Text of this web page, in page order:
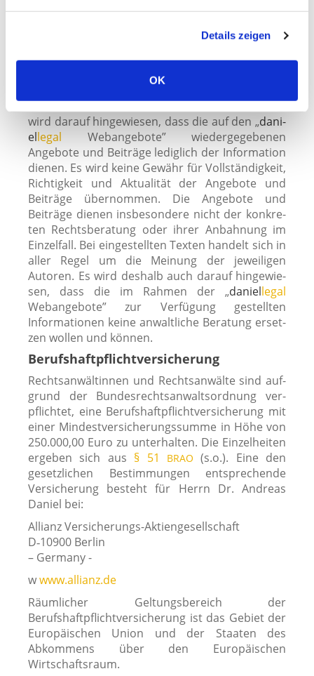
Details zeigen
OK
Verantwortliche Person für jour­na­lis­
Persönlich ver­ant­wort­lich für jour­na­lis­tisch-
redak­tio­nell gestal­te­te Angebote im Rahmen der
Webangebote” ist im Sinne von § 55
Dr. Andreas Daniel – Anschrift sie­he oben -. Es
wird dar­auf hin­ge­wie­sen, dass die auf den „dani­
ellegal Webangebote” wie­der­ge­ge­be­nen
Angebote und Beiträge ledig­lich der Information
die­nen. Es wird kei­ne Gewähr für Vollständigkeit,
Richtigkeit und Aktualität der Angebote und
Beiträge über­nom­men. Die Angebote und
Beiträge die­nen ins­be­son­de­re nicht der kon­kre­
ten Rechtsberatung oder ihrer Anbahnung im
Einzelfall. Bei ein­ge­stell­ten Texten han­delt sich in
aller Regel um die Meinung der jewei­li­gen
Autoren. Es wird des­halb auch dar­auf hin­ge­wie­
sen, dass die im Rahmen der „dani­ellegal
Webangebote” zur Verfügung gestell­ten
Informationen kei­ne anwalt­li­che Beratung erset­
zen wol­len und können.
Berufshaftpflichtversicherung
Rechtsanwältinnen und Rechtsanwälte sind auf­
grund der Bundesrechtsanwaltsordnung ver­
pflich­tet, eine Berufshaftpflichtversicherung mit
einer Mindestversicherungssumme in Höhe von
250.000,00 Euro zu unter­hal­ten. Die Einzelheiten
erge­ben sich aus § 51 BRAO (s.o.). Eine den
gesetz­li­chen Bestimmungen ent­spre­chen­de
Versicherung besteht für Herrn Dr. Andreas
Daniel bei:
Allianz Versicherungs-Aktiengesellschaft
D‑10900 Berlin
– Germany -
wwww.allianz.de
Räumlicher Geltungsbereich der
Berufshaftpflichtversicherung ist das Gebiet der
Europäischen Union und der Staaten des
Abkommens über den Europäischen
Wirtschaftsraum.